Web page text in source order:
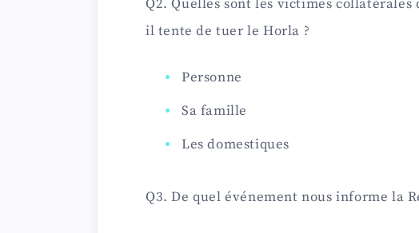
V
o
Q2. Quelles sont les victimes
il tente de tuer le Horla ?
Personne
Sa famille
Les domestiques
Q3. De quel événement nous informe la